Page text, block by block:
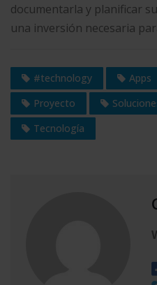
documentarla y planificar
una inversión necesaria
#technology Apps
Proyecto
Tecnología